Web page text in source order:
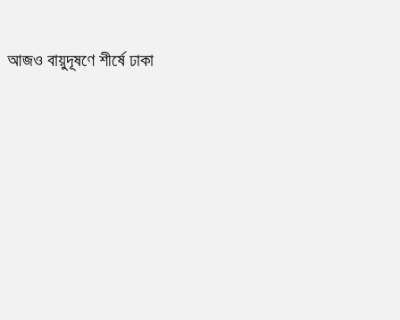
আজও বায়ুদূষণে শীর্ষে ঢাকা